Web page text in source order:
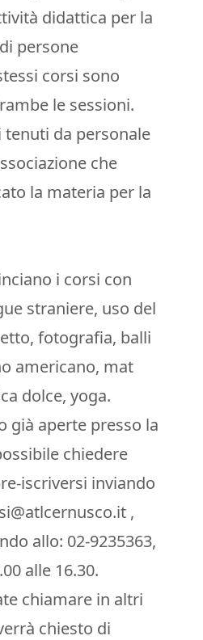
didattica per la
persone
corsi sono
le sessioni.
da personale
che
la materia per la
i corsi con
straniere, uso del
fotografia, balli
americano, mat
dolce, yoga.
già aperte presso la
chiedere
iscriversi inviando
,
allo: 02-9235363,
alle 16.30.
chiamare in altri
chiesto di